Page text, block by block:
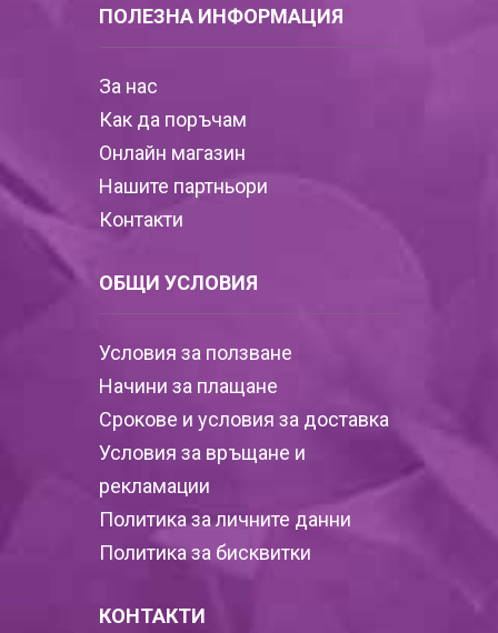
ПОЛЕЗНА ИНФОРМАЦИЯ
За нас
Как да поръчам
Онлайн магазин
Нашите партньори
Контакти
ОБЩИ УСЛОВИЯ
Условия за ползване
Начини за плащане
Срокове и условия за доставка
Условия за връщане и
рекламации
Политика за личните данни
Политика за бисквитки
КОНТАКТИ